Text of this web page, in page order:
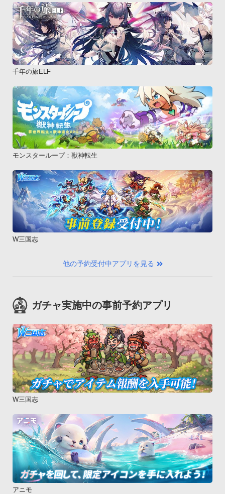
千年の旅ELF
モンスターループ：獣神転生
W三国志
他の予約受付中アプリを見る
ガチャ実施中の事前予約アプリ
W三国志
アニモ